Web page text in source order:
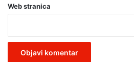
Web stranica